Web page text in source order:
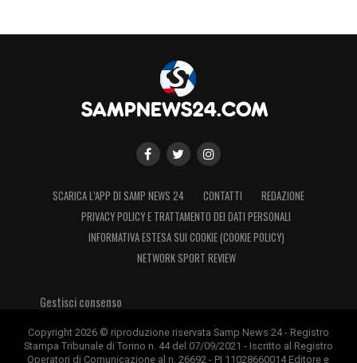
SCARICA L’APP DI SAMP NEWS 24 CONTATTI
REDAZIONE
PRIVACY POLICY E TRATTAMENTO DEI DATI PERSONALI
INFORMATIVA ESTESA SUI COOKIE (COOKIE POLICY)
NETWORK SPORT REVIEW
Gestisci consenso
Copyright 2026 © riproduzione riservata Samp News 24 - Registro
Stampa Tribunale di Torino n. 44 del 07/09/2021 - Iscritto al Registro
Operatori di Comunicazione al n. 26692 - PI 11028660014 Editore e